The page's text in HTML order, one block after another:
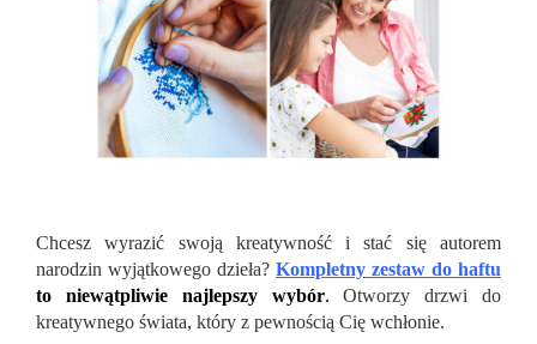
Chcesz wyrazić swoją kreatywność i stać się autorem
narodzin wyjątkowego dzieła? Kompletny zestaw do haftu
to niewątpliwie najlepszy wybór. Otworzy drzwi do
kreatywnego świata, który z pewnością Cię wchłonie.